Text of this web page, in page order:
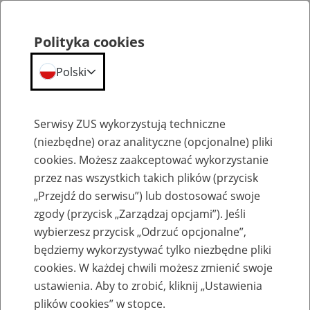
Emerytury
Baza zlikwidowanych lub
przekształconych zakładów pracy
Polityka cookies
Polski
Serwisy ZUS wykorzystują techniczne
(niezbędne) oraz analityczne (opcjonalne) pliki
cookies. Możesz zaakceptować wykorzystanie
przez nas wszystkich takich plików (przycisk
„Przejdź do serwisu”) lub dostosować swoje
zgody (przycisk „Zarządzaj opcjami”). Jeśli
wybierzesz przycisk „Odrzuć opcjonalne”,
będziemy wykorzystywać tylko niezbędne pliki
cookies. W każdej chwili możesz zmienić swoje
ustawienia. Aby to zrobić, kliknij „Ustawienia
plików cookies” w stopce.